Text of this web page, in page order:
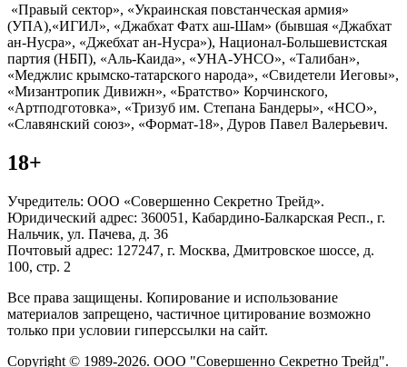
«Правый сектор», «Украинская повстанческая армия»
(УПА),«ИГИЛ», «Джабхат Фатх аш-Шам» (бывшая «Джабхат
ан-Нусра», «Джебхат ан-Нусра»), Национал-Большевистская
партия (НБП), «Аль-Каида», «УНА-УНСО», «Талибан»,
«Меджлис крымско-татарского народа», «Свидетели Иеговы»,
«Мизантропик Дивижн», «Братство» Корчинского,
«Артподготовка», «Тризуб им. Степана Бандеры», «НСО»,
«Славянский союз», «Формат-18», Дуров Павел Валерьевич.
18+
Учредитель: ООО «Совершенно Секретно Трейд».
Юридический адрес: 360051, Кабардино-Балкарская Респ., г.
Нальчик, ул. Пачева, д. 36
Почтовый адрес: 127247, г. Москва, Дмитровское шоссе, д.
100, стр. 2
Все права защищены. Копирование и использование
материалов запрещено, частичное цитирование возможно
только при условии гиперссылки на сайт.
Copyright © 1989-2026. ООО "Совершенно Секретно Трейд".